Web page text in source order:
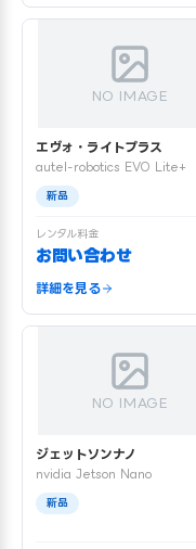
NO IMAGE
エヴォ・ライトプラス
autel-robotics EVO Lite+
新品
レンタル料金
お問い合わせ
詳細を見る
NO IMAGE
ジェットソンナノ
nvidia Jetson Nano
新品